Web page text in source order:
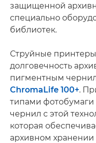
защищенной
специально
библиотек.
Струйные
долговечность
пигментным
ChromaLife 100+.
типами фотобумаги
чернил с этой
которая
архивном хранении